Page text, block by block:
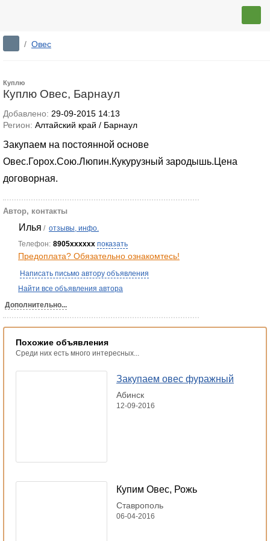
/ Овес
Куплю
Куплю Овес, Барнаул
Добавлено: 29-09-2015 14:13
Регион: Алтайский край / Барнаул
Закупаем на постоянной основе
Овес.Горох.Сою.Люпин.Кукурузный зародышь.Цена
договорная.
Автор, контакты
Илья / отзывы, инфо.
Телефон: 8905xxxxxx показать
Предоплата? Обязательно ознакомтесь!
Написать письмо автору объявления
Найти все объявления автора
Дополнительно...
Похожие объявления
Среди них есть много интересных...
Закупаем овес фуражный
Абинск
12-09-2016
Купим Овес, Рожь
Ставрополь
06-04-2016